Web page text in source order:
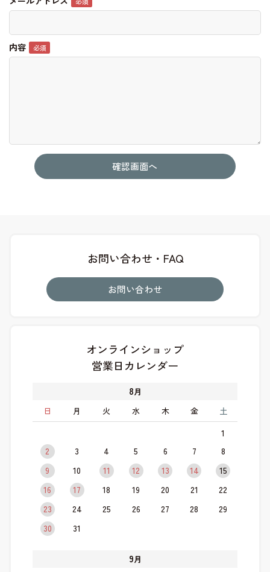
内容
お問い合わせ・FAQ
お問い合わせ
オンラインショップ
営業日カレンダー
8月
日
月 火 水 木 金 土
1
2
3 4 5 6 7
8
9
10 11 12 13 14
15
16
17 18 19 20 21
22
23
24 25 26 27 28
29
30
31
9月